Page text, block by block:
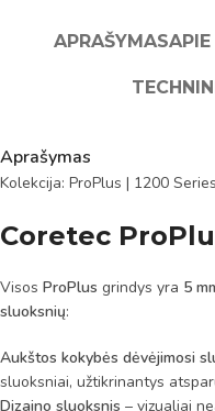
APRAŠYMASAPIE
Aprašymas
Kolekcija: ProPlus | 1200 Series
Coretec
Visos ProPlus grindys yra 5
sluoksnių:
Aukštos kokybės dėvėjimosi
sluoksniai, užtikrinantys
Dizaino sluoksnis – vizualiai